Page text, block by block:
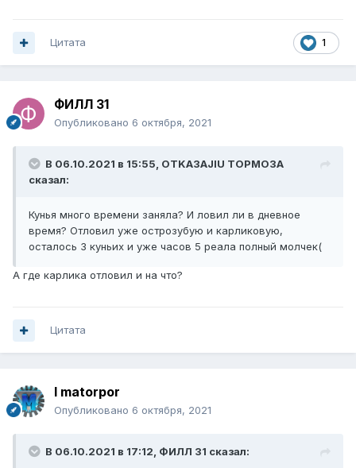
1
Цитата
ФИЛЛ 31
Опубликовано 6 октября, 2021
В 06.10.2021 в 15:55, OTKA3AJIU TOPMO3A
сказал:
Кунья много времени заняла? И ловил ли в дневное
время? Отловил уже острозубую и карликовую,
осталось 3 куньих и уже часов 5 реала полный молчек(
А где карлика отловил и на что?
Цитата
I matorpor
Опубликовано 6 октября, 2021
В 06.10.2021 в 17:12, ФИЛЛ 31 сказал: